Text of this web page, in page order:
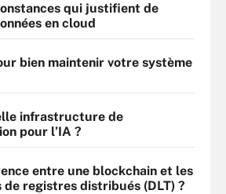
qui justifient de
en cloud
bien maintenir votre système
infrastructure de
pour l’IA ?
entre une blockchain et les
de registres distribués (DLT) ?